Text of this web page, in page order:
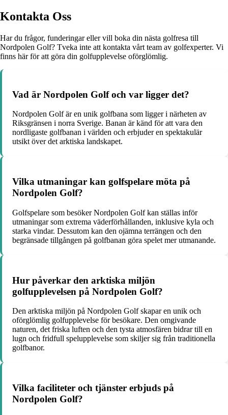
Kontakta Oss
Har du frågor, funderingar eller vill boka din nästa golfresa till
Nordpolen Golf? Tveka inte att kontakta vårt team av golfexperter. Vi
finns här för att göra din golfupplevelse oförglömlig.
Vad är Nordpolen Golf och var ligger det?
Nordpolen Golf är en unik golfbana som ligger i närheten av
Riksgränsen i norra Sverige. Banan är känd för att vara den
nordligaste golfbanan i världen och erbjuder en spektakulär
utsikt över det arktiska landskapet.
Vilka utmaningar kan golfspelare möta på
Nordpolen Golf?
Golfspelare som besöker Nordpolen Golf kan ställas inför
utmaningar som extrema väderförhållanden, inklusive kyla och
starka vindar. Dessutom kan den ojämna terrängen och den
begränsade tillgången på golfbanan göra spelet mer utmanande.
Hur påverkar den arktiska miljön
golfupplevelsen på Nordpolen Golf?
Den arktiska miljön på Nordpolen Golf skapar en unik och
oförglömlig golfupplevelse för besökare. Den omgivande
naturen, det friska luften och den tysta atmosfären bidrar till en
lugn och fridfull spelupplevelse som skiljer sig från traditionella
golfbanor.
Vilka faciliteter och tjänster erbjuds på
Nordpolen Golf?